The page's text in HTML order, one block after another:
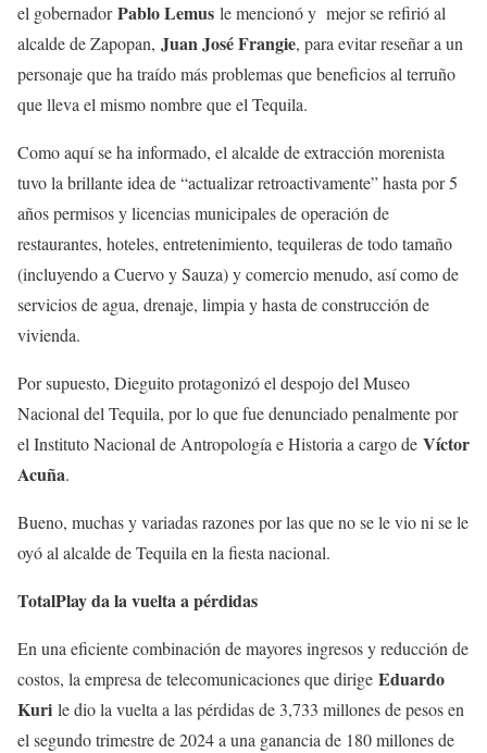
el gobernadorPablo Lemus le mencionó y mejor se refirió al
alcalde de Zapopan, Juan José Frangie, para evitar reseñar a un
personaje que ha traído más problemas que beneficios al terruño
que lleva el mismo nombre que el Tequila.
Como aquí se ha informado, el alcalde de extracción morenista
tuvo la brillante idea de “actualizar retroactivamente” hasta por 5
años permisos y licencias municipales de operación de
restaurantes, hoteles, entretenimiento, tequileras de todo tamaño
(incluyendo a Cuervo y Sauza) y comercio menudo, así como de
servicios de agua, drenaje, limpia y hasta de construcción de
vivienda.
Por supuesto, Dieguito protagonizó el despojo del Museo
Nacional del Tequila, por lo que fue denunciado penalmente por
el Instituto Nacional de Antropología e Historia a cargo de Víctor
Acuña.
Bueno, muchas y variadas razones por las que no se le vio ni se le
oyó al alcalde de Tequila en la fiesta nacional.
TotalPlay da la vuelta a pérdidas
En una eficiente combinación de mayores ingresos y reducción de
costos, la empresa de telecomunicaciones que dirige Eduardo
Kuri le dio la vuelta a las pérdidas de 3,733 millones de pesos en
el segundo trimestre de 2024 a una ganancia de 180 millones de